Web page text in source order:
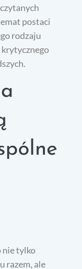
postaci
rodzaju
nie tylko
razem, ale